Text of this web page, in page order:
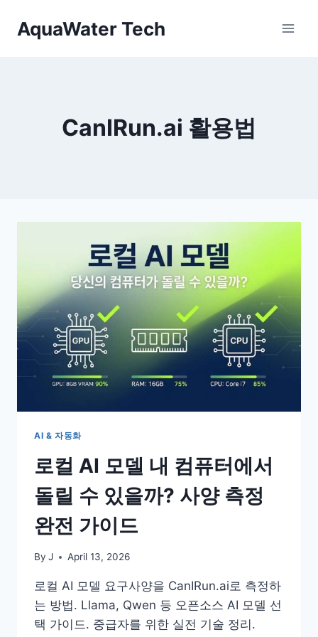
AquaWater Tech
CanIRun.ai 활용법
AI & 자동화
로컬 AI 모델 내 컴퓨터에서
돌릴 수 있을까? 사양 측정
완전 가이드
By J April 13, 2026
로컬 AI 모델 요구사양을 CanIRun.ai로 측정하
는 방법. Llama, Qwen 등 오픈소스 AI 모델 선
택 가이드. 중급자를 위한 실전 기술 정리.